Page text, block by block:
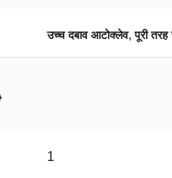
उच्च दबाव आटोक्लेव,पूरी
1